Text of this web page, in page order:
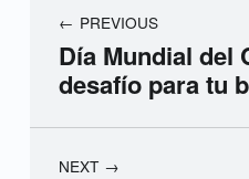
PREVIOUS
Día Mundial del
desafío para tu
NEXT